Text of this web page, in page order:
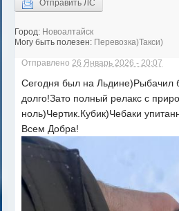
Отправить ЛС
Город: Новоалтайск
Могу быть полезен: Перевозка)Такси)
Отправлено26 Январь 2026 - 20:07
Сегодня был на Льдине)Рыбачил
долго!Зато полный релакс с
ноль)Чертик.Кубик)Чебаки
Всем Добра!